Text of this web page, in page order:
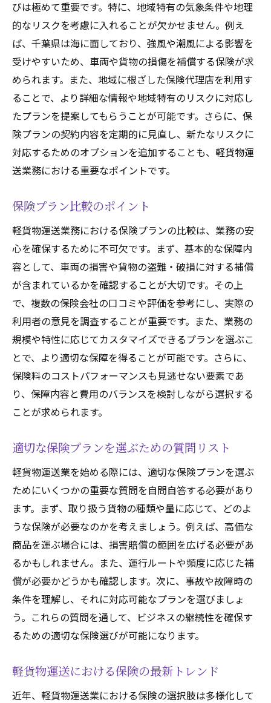
びは極めて重要です。特に、地域特有の気象条件や地理
的なリスクを考慮に入れることが欠かせません。例え
ば、千葉県は海に面しており、強風や潮風による影響を
受けやすいため、車両や貨物の損傷を補償する保険が求
められます。また、地域に根ざした保険代理店を利用す
ることで、より詳細な情報や地域特有のリスクに対応し
たプランを提案してもらうことが可能です。さらに、保
険プランの契約内容を定期的に見直し、新たなリスクに
対応するためのオプションを追加することも、軽貨物運
送業務における重要なポイントです。
保険プラン比較のポイント
軽貨物運送業務における保険プランの比較は、業務の安
心を確保するために不可欠です。まず、基本的な保障内
容として、車両の損害や貨物の盗難・破損に対する補償
が含まれているかを確認することが大切です。その上
で、複数の保険会社の口コミや評価を参考にし、実際の
利用者の意見を調査することが重要です。また、業務の
規模や特性に応じてカスタマイズできるプランを選ぶこ
とで、より適切な保障を得ることが可能です。さらに、
保険料のコストパフォーマンスも見逃せない要素であ
り、保障内容と費用のバランスを検討しながら選択する
ことが求められます。
適切な保険プランを選ぶための質問リスト
軽貨物運送業を始める際には、適切な保険プランを選ぶ
ためにいくつかの重要な質問を自問自答する必要があり
ます。まず、取り扱う貨物の種類や量に応じて、どのよ
うな保険が必要なのかを考えましょう。例えば、高価な
商品を運ぶ場合には、損害賠償の範囲を広げる必要があ
るかもしれません。また、運行ルートや頻度に応じた補
償が必要かどうかも確認します。次に、事故や故障時の
条件を理解し、それに対応可能なプランを選びましょ
う。これらの質問を通して、ビジネスの継続性を確保す
るための適切な保険選びが可能になります。
軽貨物運送における保険の最新トレンド
近年、軽貨物運送業における保険の選択肢は多様化して